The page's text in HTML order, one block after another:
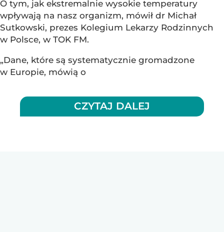
O tym, jak ekstremalnie wysokie temperatury
wpływają na nasz organizm, mówił dr Michał
Sutkowski, prezes Kolegium Lekarzy Rodzinnych
w Polsce, w TOK FM.
„Dane, które są systematycznie gromadzone
w Europie, mówią o
CZYTAJ DALEJ